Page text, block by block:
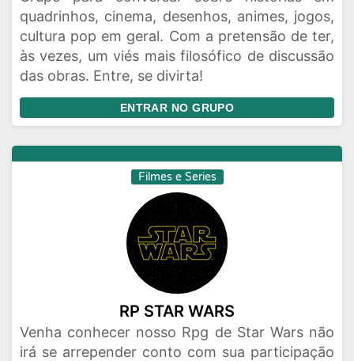
quadrinhos, cinema, desenhos, animes, jogos,
cultura pop em geral. Com a pretensão de ter,
às vezes, um viés mais filosófico de discussão
das obras. Entre, se divirta!
ENTRAR NO GRUPO
Filmes e Series
RP STAR WARS
Venha conhecer nosso Rpg de Star Wars não
irá se arrepender conto com sua participação